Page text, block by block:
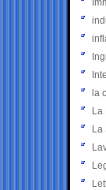
la
La
La